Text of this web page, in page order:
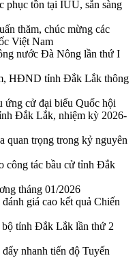
phục tồn tại IUU, sẵn sàng
thăm, chúc mừng các
Việt Nam
nước Đà Nông lần thứ I
HĐND tỉnh Đắk Lắk thông
ứng cử đại biểu Quốc hội
Đắk Lắk, nhiệm kỳ 2026-
quan trọng trong kỷ nguyên
công tác bầu cử tỉnh Đắk
tháng 01/2026
giá cao kết quả Chiến
tỉnh Đắk Lắk lần thứ 2
nhanh tiến độ Tuyến